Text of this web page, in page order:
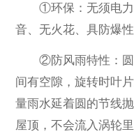
①环保：无须电
音、无火花、具防爆
②防风雨特性：
间有空隙，旋转时叶
量雨水延着圆的节线
屋顶，不会流入涡轮